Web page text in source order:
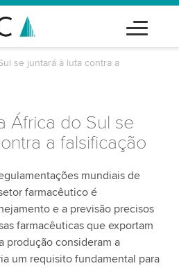
se juntará à luta contra a
África do Sul se
a falsificação
mundiais de
farmacêutico é
e a previsão precisos
farmacêuticas que exportam
produção consideram a
um requisito fundamental para